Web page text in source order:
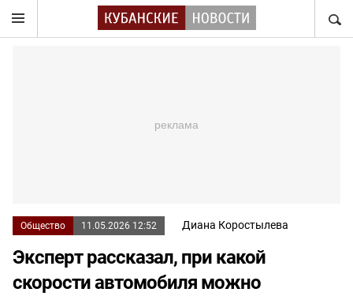
Общество 11.05.2026 12:52 Диана Коростылева
Эксперт рассказал, при какой
скорости автомобиля можно